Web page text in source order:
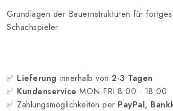
Grundlagen der Bauernstrukturen für
Schachspieler
✅ Lieferung innerhalb von 2-3 Tagen
✅ Kundenservice MON-FRI 8:00 - 18:00
✅ Zahlungsmöglichkeiten per PayPal,